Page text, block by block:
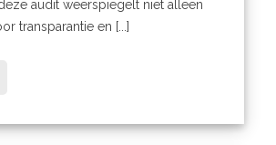
audit weerspiegelt niet alleen
transparantie en [...]